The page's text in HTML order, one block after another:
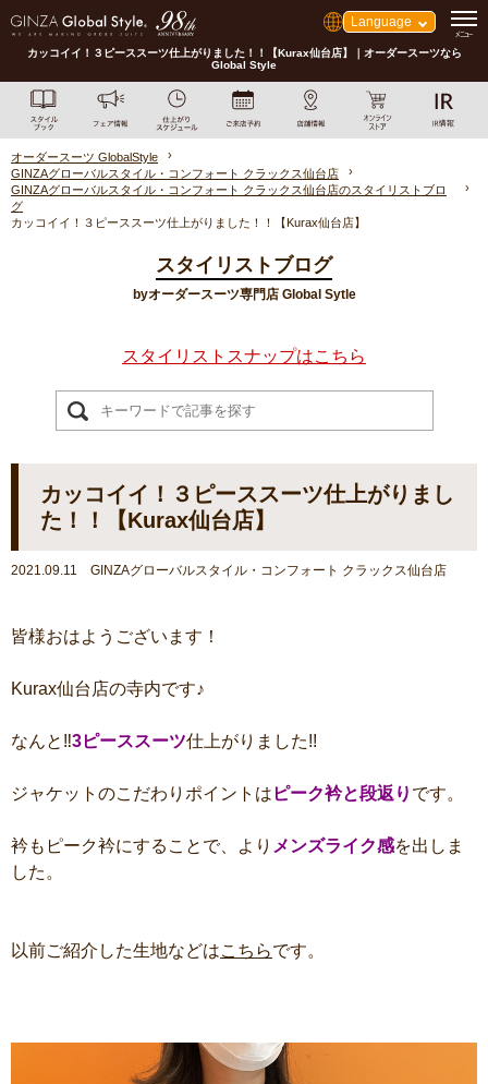
Language
カッコイイ！３ピーススーツ仕上がりました！！【Kurax仙台店】｜オーダースーツなら
Global Style
オーダースーツ GlobalStyle
GINZAグローバルスタイル・コンフォート クラックス仙台店
GINZAグローバルスタイル・コンフォート クラックス仙台店のスタイリストブロ
グ
カッコイイ！３ピーススーツ仕上がりました！！【Kurax仙台店】
スタイリストブログ
byオーダースーツ専門店 Global Sytle
スタイリストスナップはこちら
カッコイイ！３ピーススーツ仕上がりまし
た！！【Kurax仙台店】
2021.09.11 GINZAグローバルスタイル・コンフォート クラックス仙台店
皆様おはようございます！
Kurax仙台店の寺内です♪
なんと‼3ピーススーツ仕上がりました!!
ジャケットのこだわりポイントは ピーク衿と段返り です。
衿もピーク衿にすることで、より メンズライク感を出しま
した。
以前ご紹介した生地などはこちらです。